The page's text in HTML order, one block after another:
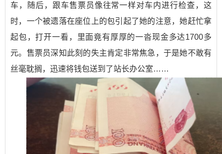
车，随后，跟车售票员像往常一样对车内进行检查，这
时，一个被遗落在座位上的包引起了她的注意，她赶忙拿
起包，打开一看，里面竟有厚厚的一沓现金多达1700多
元。售票员深知此刻的失主肯定非常焦急，于是她不敢有
丝毫耽搁，迅速将钱包送到了站长办公室……